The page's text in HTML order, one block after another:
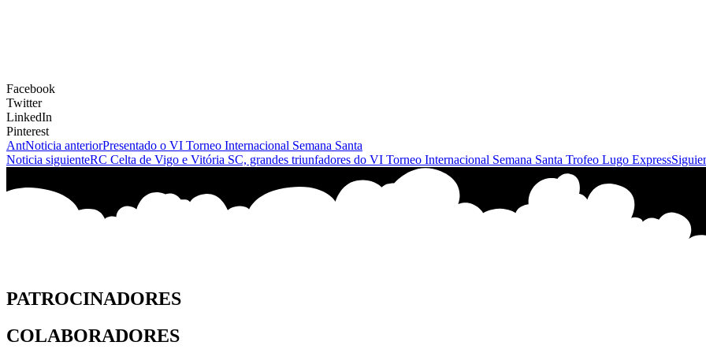
Facebook
Twitter
LinkedIn
Pinterest
AntNoticia anteriorPresentado o VI Torneo Internacional Semana Santa
Noticia siguienteRC Celta de Vigo e Vitória SC, grandes triunfadores do VI Torneo Internacional Semana Santa Trofeo Lugo Express
PATROCINADORES
COLABORADORES